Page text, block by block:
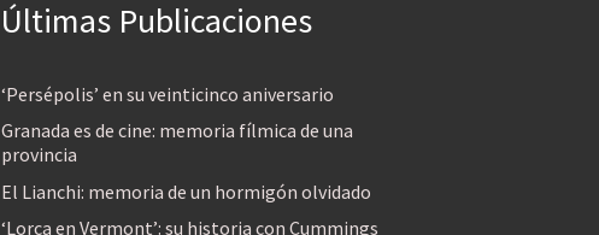
Últimas Publicaciones
‘Persépolis’ en su veinticinco aniversario
Granada es de cine: memoria fílmica de una
provincia
El Lianchi: memoria de un hormigón olvidado
‘Lorca en Vermont’: su historia con Cummings